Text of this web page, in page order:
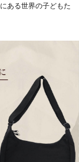
ある世界の子どもた